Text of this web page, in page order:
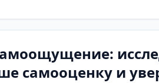
самооценку и